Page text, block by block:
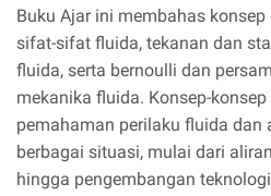
Buku Ajar ini membahas
sifat-sifat fluida, tekanan dan
fluida, serta bernoulli dan
mekanika fluida. Konsep-
pemahaman perilaku fluida dan
berbagai situasi, mulai dari
hingga pengembangan